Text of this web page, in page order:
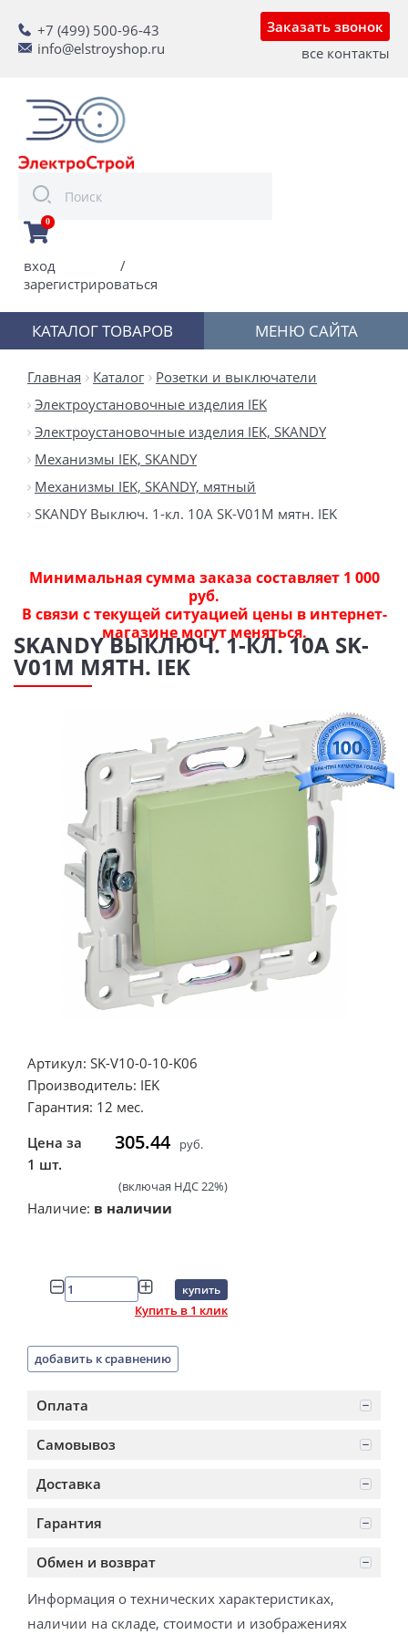
+7 (499) 500-96-43
info@elstroyshop.ru
Заказать звонок
все контакты
0
вход
/
зарегистрироваться
КАТАЛОГ ТОВАРОВ МЕНЮ САЙТА
Главная Каталог
Розетки и выключатели
Электроустановочные изделия IEK
Электроустановочные изделия IEK, SKANDY
Механизмы IEK, SKANDY
Механизмы IEK, SKANDY, мятный
SKANDY Выключ. 1-кл. 10А SK-V01M мятн. IEK
Минимальная сумма заказа составляет 1 000
руб.
В связи с текущей ситуацией цены в интернет-
магазине могут меняться.
SKANDY ВЫКЛЮЧ. 1-КЛ. 10А SK-
V01M МЯТН. IEK
Артикул: SK-V10-0-10-K06
Производитель: IEK
Гарантия: 12 мес.
Цена за
1 шт.
305.44 руб.
(включая НДС 22%)
Наличие: в наличии
купить
Купить в 1 клик
добавить к сравнению
Оплата
Самовывоз
Доставка
Гарантия
Обмен и возврат
Информация о технических характеристиках,
наличии на складе, стоимости и изображениях